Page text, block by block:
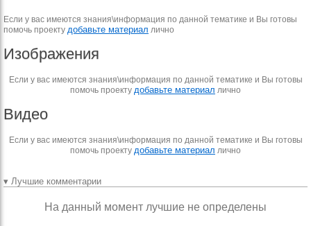
Если у вас имеются знания\информация по данной тематике и Вы готовы
помочь проекту добавьте материал лично
Изображения
Если у вас имеются знания\информация по данной тематике и Вы готовы
помочь проекту добавьте материал лично
Видео
Если у вас имеются знания\информация по данной тематике и Вы готовы
помочь проекту добавьте материал лично
▾ Лучшие комментарии
На данный момент лучшие не определены